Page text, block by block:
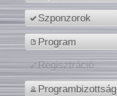
Szponzorok
Program
Regisztráció
Programbizottság